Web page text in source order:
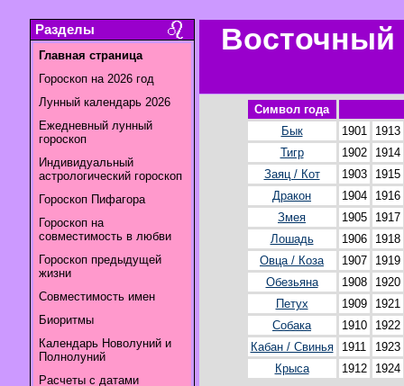
Разделы
Главная страница
Гороскоп на 2026 год
Лунный календарь 2026
Ежедневный лунный
гороскоп
Индивидуальный
астрологический гороскоп
Гороскоп Пифагора
Гороскоп на
совместимость в любви
Гороскоп предыдущей
жизни
Совместимость имен
Биоритмы
Календарь Новолуний и
Полнолуний
Расчеты с датами
Восточный
Символ года
Бык
1901
1913
Тигр
1902
1914
Заяц / Кот
1903
1915
Дракон
1904
1916
Змея
1905
1917
Лошадь
1906
1918
Овца / Коза
1907
1919
Обезьяна
1908
1920
Петух
1909
1921
Собака
1910
1922
Кабан / Свинья
1911
1923
Крыса
1912 1924